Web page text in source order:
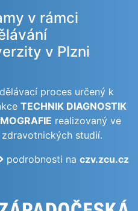
v rámci
v Plzni
proces určený k
TECHNIK DIAGNOSTIK
realizovaný ve
studií.
podrobnosti na czv.zcu.cz